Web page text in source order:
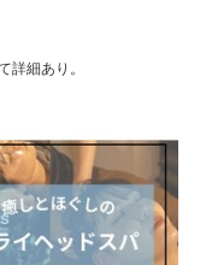
詳細あり。